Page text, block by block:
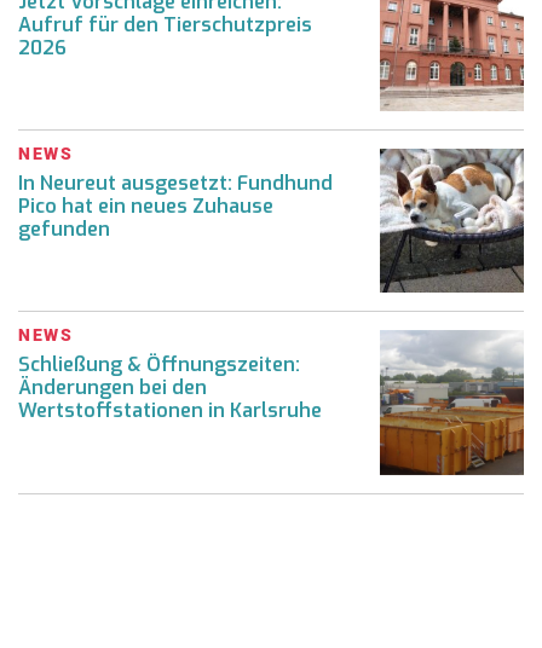
Aufruf für den Tierschutzpreis
2026
NEWS
In Neureut ausgesetzt: Fundhund
Pico hat ein neues Zuhause
gefunden
NEWS
Schließung & Öffnungszeiten:
Änderungen bei den
Wertstoffstationen in Karlsruhe